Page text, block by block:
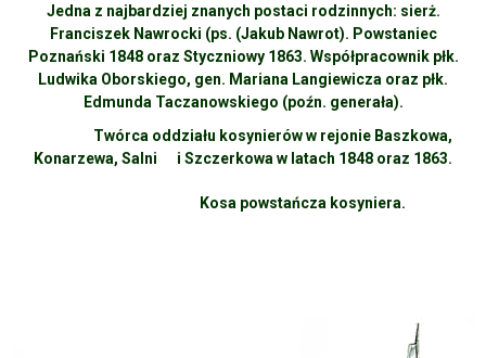
Jedna z najbardziej znanych postaci rodzinnych: sierż.
Franciszek Nawrocki (ps. (Jakub Nawrot). Powstaniec
Poznański 1848 oraz Styczniowy 1863. Współpracownik płk.
Ludwika Oborskiego, gen. Mariana Langiewicza oraz płk.
Edmunda Taczanowskiego (poźn. generała).
Twórca oddziału kosynierów w rejonie Baszkowa,
Konarzewa, Salni i Szczerkowa w latach 1848 oraz 1863.
Kosa powstańcza kosyniera.